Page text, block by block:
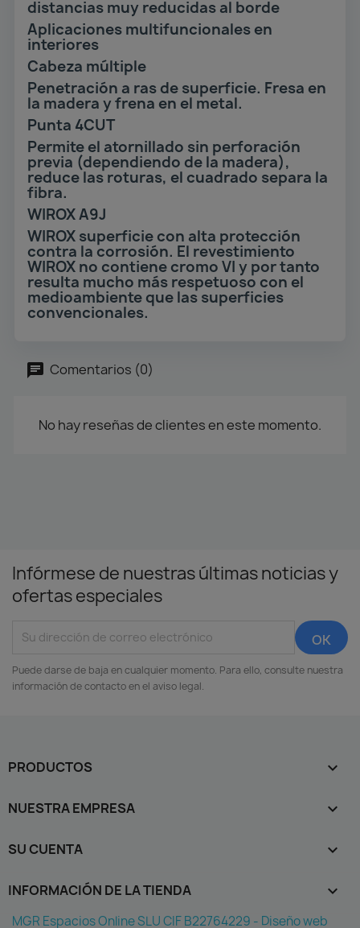
distancias muy reducidas al borde
Aplicaciones multifuncionales en
interiores
Cabeza múltiple
Penetración a ras de superficie. Fresa en
la madera y frena en el metal.
Punta 4CUT
Permite el atornillado sin perforación
previa (dependiendo de la madera),
reduce las roturas, el cuadrado separa la
fibra.
WIROX A9J
WIROX superficie con alta protección
contra la corrosión. El revestimiento
WIROX no contiene cromo VI y por tanto
resulta mucho más respetuoso con el
medioambiente que las superficies
convencionales.
Comentarios (0)
No hay reseñas de clientes en este momento.
Infórmese de nuestras últimas noticias y
ofertas especiales
Puede darse de baja en cualquier momento. Para ello, consulte nuestra
información de contacto en el aviso legal.
PRODUCTOS 
NUESTRA EMPRESA 
SU CUENTA 
INFORMACIÓN DE LA TIENDA keyboard_arrow_down
MGR Espacios Online SLU CIF B22764229 - Diseño web